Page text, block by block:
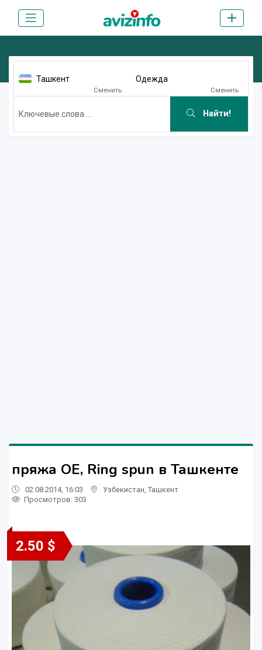
Ташкент
Сменить
Одежда
Сменить
Найти!
пряжа OE, Ring spun в Ташкенте
02.08.2014, 16:03 Узбекистан Ташкент
Просмотров: 303
2.50 $